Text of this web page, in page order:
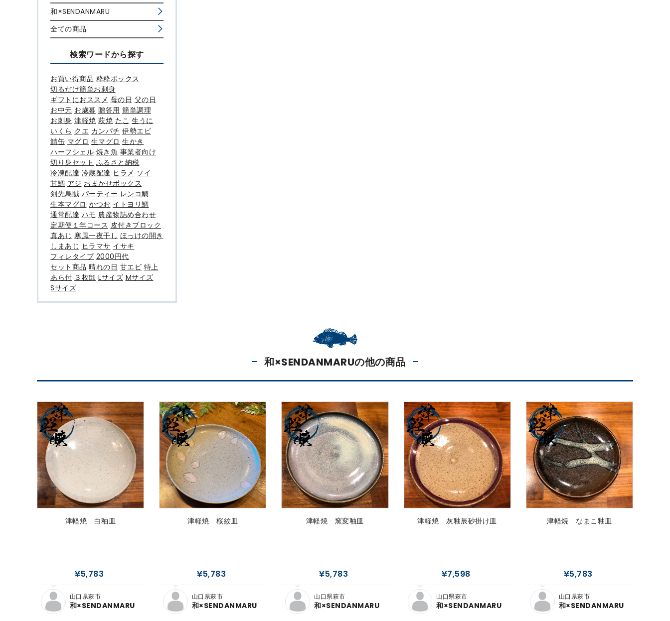
和×SENDANMARU
全ての商品
検索ワードから探す
お買い得商品 粋粋ボックス
切るだけ簡単お刺身
ギフトにおススメ 母の日 父の日
お中元 お歳暮 贈答用 簡単調理
お刺身 津軽焼 萩焼 たこ 生うに
いくら クエ カンパチ 伊勢エビ
鯖缶 マグロ 生マグロ 生かき
ハーフシェル 焼き魚 事業者向け
切り身セット ふるさと納税
冷凍配達 冷蔵配達 ヒラメ ソイ
甘鯛 アジ おまかせボックス
剣先烏賊 パーティー レンコ鯛
生本マグロ かつお イトヨリ鯛
通常配達 ハモ 農産物詰め合わせ
定期便１年コース 皮付きブロック
真あじ 寒風一夜干し ほっけの開き
しまあじ ヒラマサ イサキ
フィレタイプ 2000円代
セット商品 晴れの日 甘エビ 特上
あら付 ３枚卸 Lサイズ Mサイズ
Sサイズ
和×SENDANMARUの他の商品
津軽焼 白釉皿
¥5,783
山口県萩市
和×SENDANMARU
津軽焼 桜紋皿
¥5,783
山口県萩市
和×SENDANMARU
津軽焼 窯変釉皿
¥5,783
山口県萩市
和×SENDANMARU
津軽焼 灰釉辰砂掛け皿
¥7,598
山口県萩市
和×SENDANMARU
津軽焼 なまこ釉皿
¥5,783
山口県萩市
和×SENDANMARU